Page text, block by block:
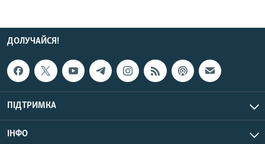
ДОЛУЧАЙСЯ!
ПІДТРИМКА
ІНФО